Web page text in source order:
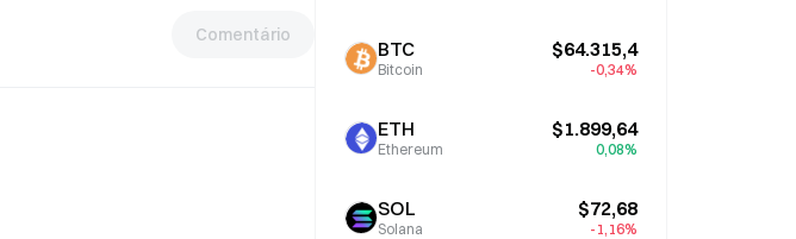
Comentário
BTC
Bitcoin
$64.315,4
-0,34%
ETH
Ethereum
$1.899,64
0,08%
SOL
Solana
$72,68
-1,16%